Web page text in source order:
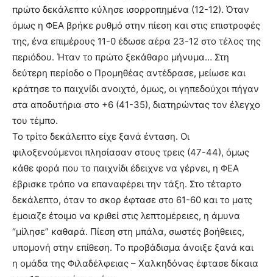
πρώτο δεκάλεπτο κύλησε ισορροπημένα (12-12). Όταν
όμως η ΦΕΑ βρήκε ρυθμό στην πίεση και στις επιστροφές
της, ένα επιμέρους 11-0 έδωσε αέρα 23-12 στο τέλος της
περιόδου. Ήταν το πρώτο ξεκάθαρο μήνυμα… Στη
δεύτερη περίοδο ο Προμηθέας αντέδρασε, μείωσε και
κράτησε το παιχνίδι ανοιχτό, όμως, οι γηπεδούχοι πήγαν
στα αποδυτήρια στο +6 (41-35), διατηρώντας τον έλεγχο
του τέμπο.
Το τρίτο δεκάλεπτο είχε ξανά ένταση. Οι
φιλοξενούμενοι πλησίασαν στους τρεις (47-44), όμως
κάθε φορά που το παιχνίδι έδειχνε να γέρνει, η ΦΕΑ
έβρισκε τρόπο να επαναφέρει την τάξη. Στο τέταρτο
δεκάλεπτο, όταν το σκορ έφτασε στο 61-60 και το ματς
έμοιαζε έτοιμο να κριθεί στις λεπτομέρειες, η άμυνα
“μίλησε” καθαρά. Πίεση στη μπάλα, σωστές βοήθειες,
υπομονή στην επίθεση. Το προβάδισμα άνοιξε ξανά και
η ομάδα της Φιλαδέλφειας – Χαλκηδόνας έφτασε δίκαια